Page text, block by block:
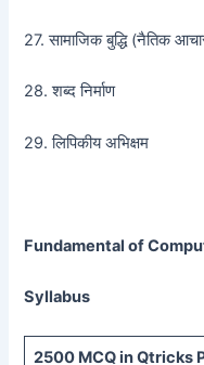
27. सामाजिक बुद्धि (नैतिक
28. शब्द निर्माण
29. लिपिकीय अभिक्षम
Fundamental of
Syllabus
2500 MCQin Qtricks